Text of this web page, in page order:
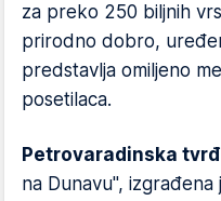
za preko 250 biljnih
prirodno dobro,
predstavlja omiljeno
posetilaca.
Petrovaradinska
na Dunavu", izgrađena